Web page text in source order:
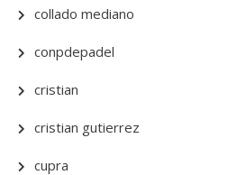
collado mediano
conpdepadel
cristian
cristian gutierrez
cupra